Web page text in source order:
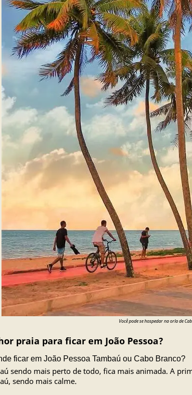
Você pode se hospedar na orla de
praia para ficar em João Pessoa?
ficar em João Pessoa Tambaú ou Cabo Branco?
sendo mais perto de todo, fica mais animada. A
sendo mais calme.